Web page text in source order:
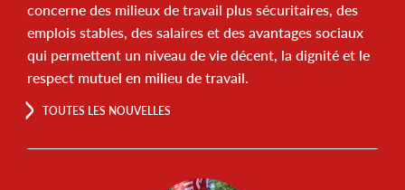
concerne des milieux de travail plus sécuritaires, des
emplois stables, des salaires et des avantages sociaux
qui permettent un niveau de vie décent, la dignité et le
respect mutuel en milieu de travail.
TOUTES LES NOUVELLES